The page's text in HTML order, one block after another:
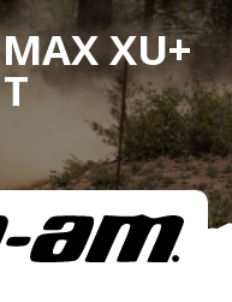
Verkstad
KAMPANJ
BRP
Släpvagnar & Skylift
Om oss
XU+